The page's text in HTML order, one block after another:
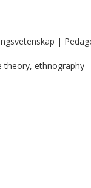
|
theory, ethnography